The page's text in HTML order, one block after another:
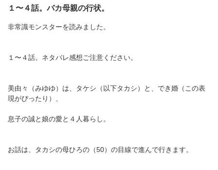
１〜４話。バカ母親の行状。
非常識モンスターを読みました。
１〜４話。ネタバレ感想ご注意ください。
美由々（みゆゆ）は、タケシ（以下タカシ）と、でき婚（この表
現がぴったり）、
息子の誠と娘の愛と４人暮らし。
お話は、タカシの母ひろの（50）の目線で進んで行きます。